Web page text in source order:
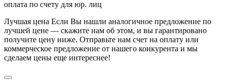
оплата по счету для юр. лиц
Лучшая цена Если Вы нашли аналогичное предложение по
лучшей цене — скажите нам об этом, и вы гарантировано
получите цену ниже. Отправьте нам счет на оплату или
коммерческое предложение от нашего конкурента и мы
сделаем цены еще интереснее!